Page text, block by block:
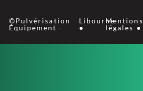
©Pulvérisation
Équipement -
Libourne
●
Mentions
légales ●